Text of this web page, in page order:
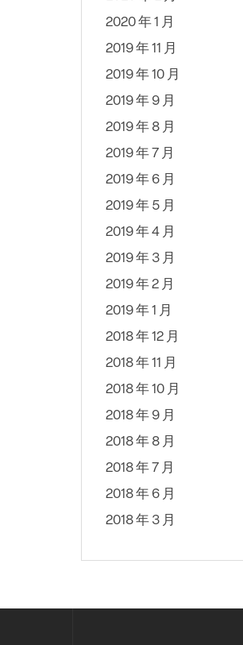
2020 年 1 月
2019 年 11 月
2019 年 10 月
2019 年 9 月
2019 年 8 月
2019 年 7 月
2019 年 6 月
2019 年 5 月
2019 年 4 月
2019 年 3 月
2019 年 2 月
2019 年 1 月
2018 年 12 月
2018 年 11 月
2018 年 10 月
2018 年 9 月
2018 年 8 月
2018 年 7 月
2018 年 6 月
2018 年 3 月